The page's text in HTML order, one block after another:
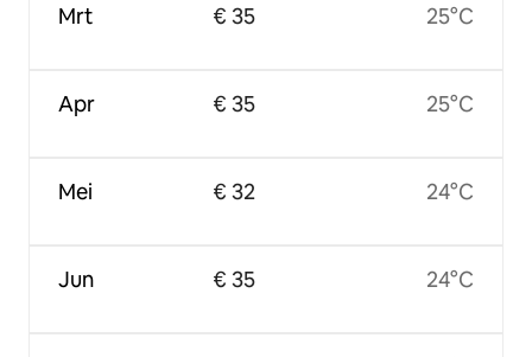
Mrt
Apr
Mei
Jun
€ 35
€ 35
€ 32
€ 35
25°C
25°C
24°C
24°C